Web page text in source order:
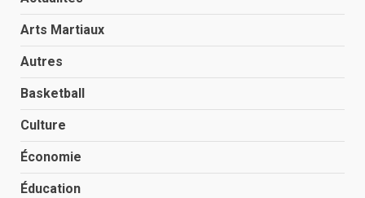
Arts Martiaux
Autres
Basketball
Culture
Économie
Éducation